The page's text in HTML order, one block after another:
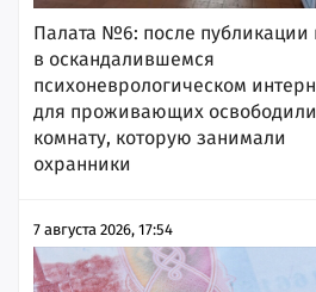
Палата №6: после публикации
в оскандалившемся
психоневрологическом
для проживающих освободили
комнату, которую занимали
охранники
7 августа 2026, 17:54